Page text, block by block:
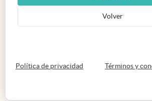
Volver
Política de privacidad abre en nueva pestaña
Términos y